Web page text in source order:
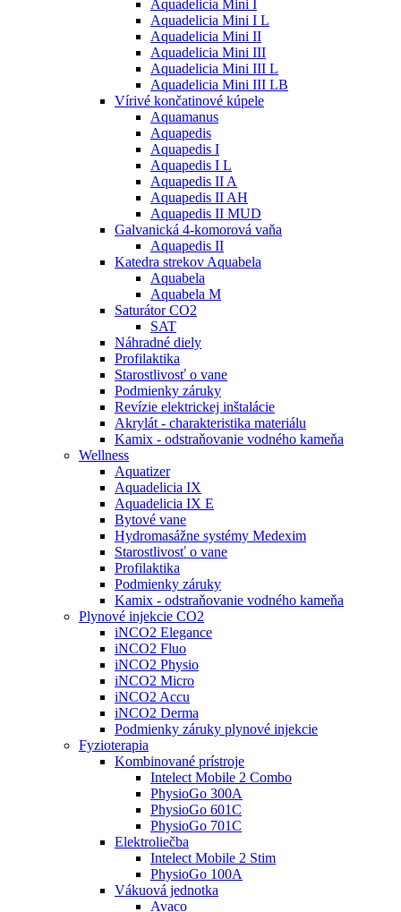
Aquadelicia Mini I
Aquadelicia Mini I L
Aquadelicia Mini II
Aquadelicia Mini III
Aquadelicia Mini III L
Aquadelicia Mini III LB
Vírivé končatinové kúpele
Aquamanus
Aquapedis
Aquapedis I
Aquapedis I L
Aquapedis II A
Aquapedis II AH
Aquapedis II MUD
Galvanická 4-komorová vaňa
Aquapedis II
Katedra strekov Aquabela
Aquabela
Aquabela M
Saturátor CO2
SAT
Náhradné diely
Profilaktika
Starostlivosť o vane
Podmienky záruky
Revízie elektrickej inštalácie
Akrylát - charakteristika materiálu
Kamix - odstraňovanie vodného kameňa
Wellness
Aquatizer
Aquadelicia IX
Aquadelicia IX E
Bytové vane
Hydromasážne systémy Medexim
Starostlivosť o vane
Profilaktika
Podmienky záruky
Kamix - odstraňovanie vodného kameňa
Plynové injekcie CO2
iNCO2 Elegance
iNCO2 Fluo
iNCO2 Physio
iNCO2 Micro
iNCO2 Accu
iNCO2 Derma
Podmienky záruky plynové injekcie
Fyzioterapia
Kombinované prístroje
Intelect Mobile 2 Combo
PhysioGo 300A
PhysioGo 601C
PhysioGo 701C
Elektroliečba
Intelect Mobile 2 Stim
PhysioGo 100A
Vákuová jednotka
Avaco